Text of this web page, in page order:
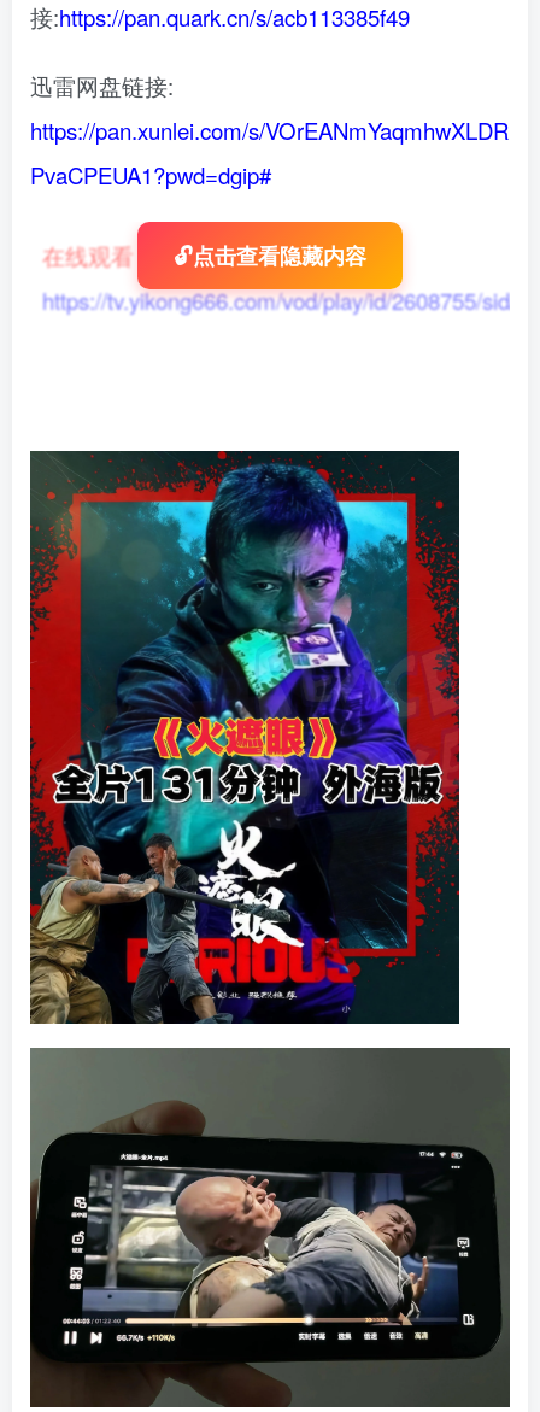
接:https://pan.quark.cn/s/acb113385f49
迅雷网盘链接:
https://pan.xunlei.com/s/VOrEANmYaqmhwXLDR
PvaCPEUA1?pwd=dgip#
在线观看
https://tv.yikong666.com/vod/play/id/2608755/sid/